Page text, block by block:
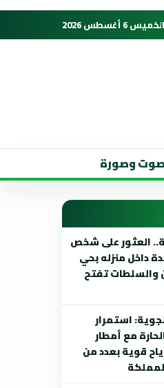
الخميس 6 أغسطس 2026
صوت وصورة
العثور على شخص
داخل منزله بحي
والسلطات تفتح
استمرار
مع أمطار
قوية بعدد من